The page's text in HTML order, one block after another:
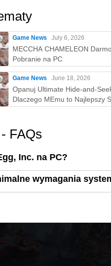
Game News July 6, 2026
MECCHA CHAMELEON
Pobranie na PC
Game News June 18, 2026
Opanuj Ultimate Hide-and-
Dlaczego MEmu to Najlepszy
na Grę w MECCHA
FAQs
Inc. na PC?
wymagania